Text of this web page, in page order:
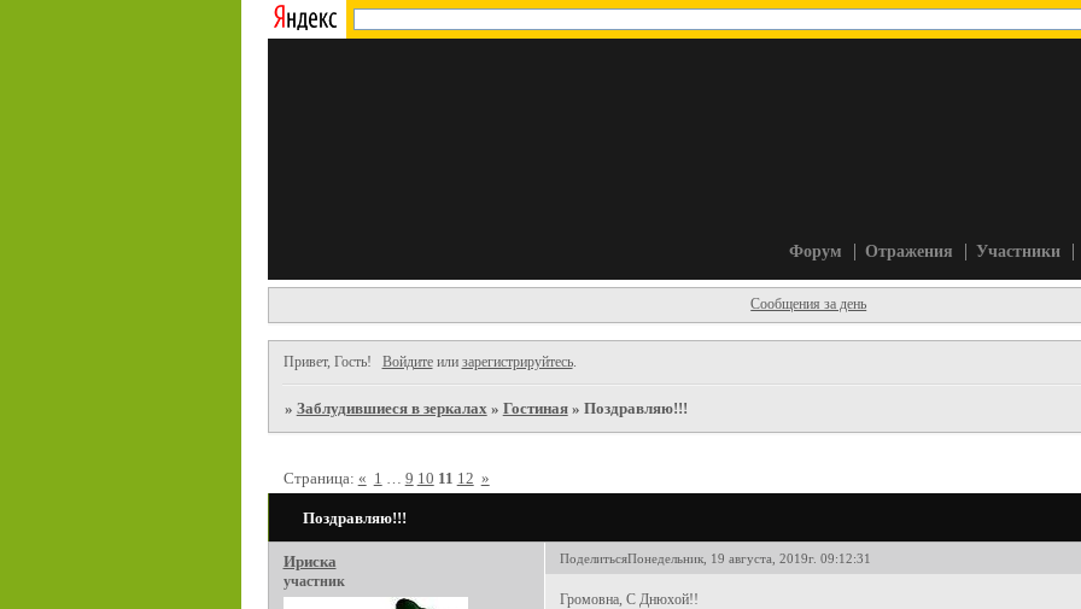
Форум Отражения Участники
Сообщения за день
Привет, Гость! Войдитеили зарегистрируйтесь.
» Заблудившиеся в зеркалах » Гостиная » Поздравляю!!!
Поздравляю!!!
Страница: « 1 … 9 10 11 12 »
ПоделитьсяПонедельник, 19 августа, 2019г. 09:12:31
Ириска
участник
Громовна, С Днюхой!!